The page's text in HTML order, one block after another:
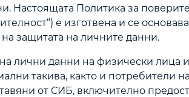
Настоящата Политика за
е изготвена и се
защитата на личните данни.
лични данни на физически лица
такива, както и потребители
от СИБ, включително